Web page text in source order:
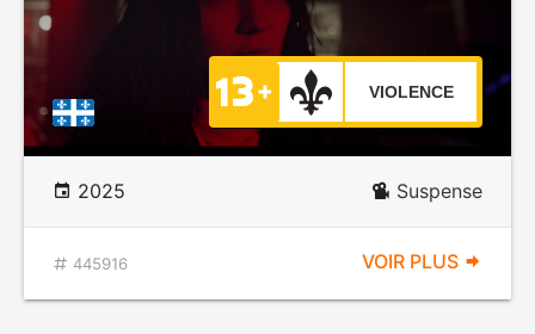
VIOLENCE
2025 Suspense
445916 VOIR PLUS